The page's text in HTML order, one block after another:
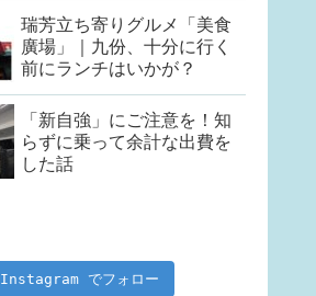
瑞芳立ち寄りグルメ「美食
廣場」｜九份、十分に行く
前にランチはいかが？
「新自強」にご注意を！知
らずに乗って余計な出費を
した話
Instagram でフォロー